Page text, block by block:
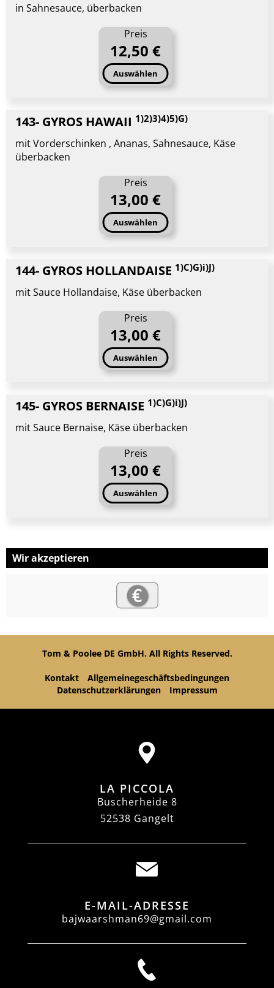
in Sahnesauce, überbacken
Preis
12,50 €
Auswählen
143- GYROS HAWAII 1)2)3)4)5)G)
mit Vorderschinken , Ananas, Sahnesauce, Käse
überbacken
Preis
13,00 €
Auswählen
144- GYROS HOLLANDAISE 1)C)G)i)J)
mit Sauce Hollandaise, Käse überbacken
Preis
13,00 €
Auswählen
145- GYROS BERNAISE 1)C)G)i)J)
mit Sauce Bernaise, Käse überbacken
Preis
13,00 €
Auswählen
Wir akzeptieren
Tom & Poolee DE GmbH. All Rights Reserved.
Kontakt
Allgemeinegeschäftsbedingungen
Datenschutzerklärungen
Impressum
LA PICCOLA
Buscherheide 8
52538 Gangelt
E-MAIL-ADRESSE
bajwaarshman69@gmail.com